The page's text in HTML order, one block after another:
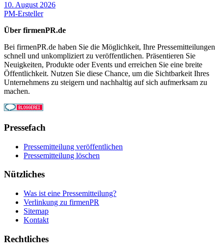
10. August 2026
PM-Ersteller
Über firmenPR.de
Bei firmenPR.de haben Sie die Möglichkeit, Ihre Pressemitteilungen
schnell und unkompliziert zu veröffentlichen. Präsentieren Sie
Neuigkeiten, Produkte oder Events und erreichen Sie eine breite
Öffentlichkeit. Nutzen Sie diese Chance, um die Sichtbarkeit Ihres
Unternehmens zu steigern und nachhaltig auf sich aufmerksam zu
machen.
Pressefach
Pressemitteilung veröffentlichen
Pressemitteilung löschen
Nützliches
Was ist eine Pressemitteilung?
Verlinkung zu firmenPR
Sitemap
Kontakt
Rechtliches